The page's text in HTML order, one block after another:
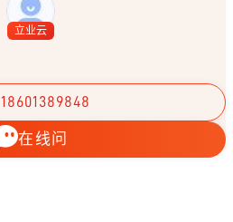
立业云
18601389848
在线问